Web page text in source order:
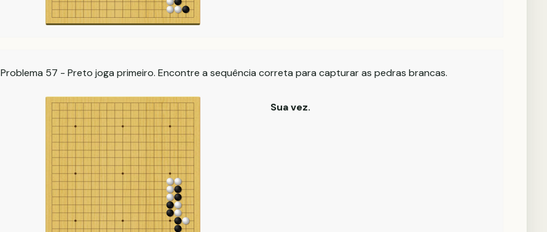
Problema 57 - Preto joga primeiro. Encontre a sequência correta para capturar as pedras brancas.
Sua vez.